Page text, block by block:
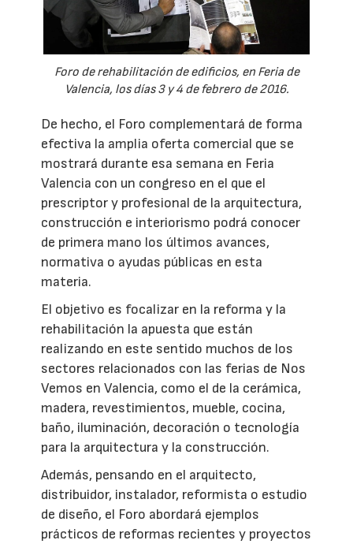
Foro de rehabilitación de edificios, en Feria de
Valencia, los días 3 y 4 de febrero de 2016.
De hecho, el Foro complementará de forma
efectiva la amplia oferta comercial que se
mostrará durante esa semana en Feria
Valencia con un congreso en el que el
prescriptor y profesional de la arquitectura,
construcción e interiorismo podrá conocer
de primera mano los últimos avances,
normativa o ayudas públicas en esta
materia.
El objetivo es focalizar en la reforma y la
rehabilitación la apuesta que están
realizando en este sentido muchos de los
sectores relacionados con las ferias de Nos
Vemos en Valencia, como el de la cerámica,
madera, revestimientos, mueble, cocina,
baño, iluminación, decoración o tecnología
para la arquitectura y la construcción.
Además, pensando en el arquitecto,
distribuidor, instalador, reformista o estudio
de diseño, el Foro abordará ejemplos
prácticos de reformas recientes y proyectos